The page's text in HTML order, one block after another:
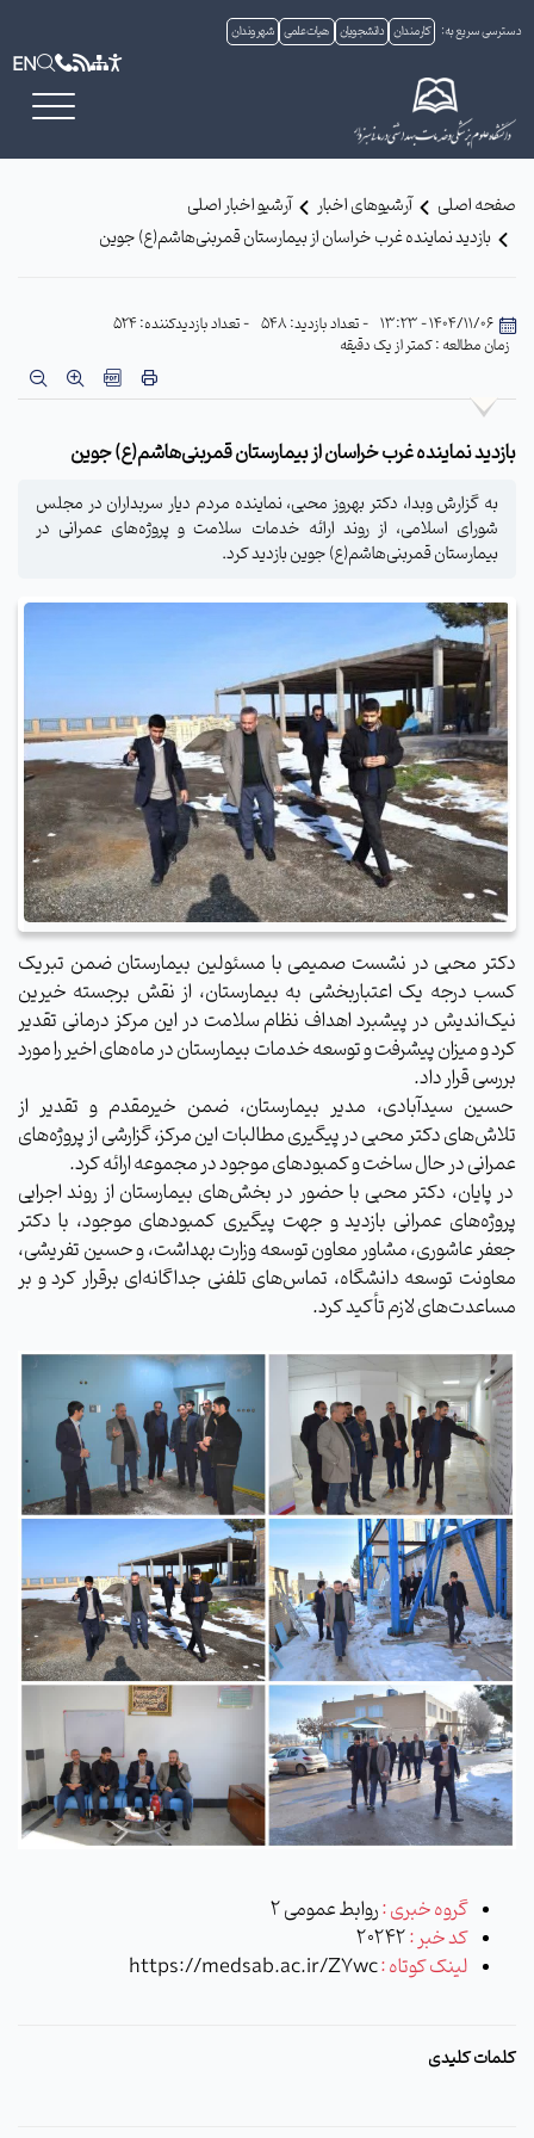
دسترسی سریع به: کارمندان دانشجویان هیات علمی شهروندان
EN
صفحه اصلی آرشیوهای اخبار
آرشیو اخبار اصلی
بازدید نماینده غرب خراسان از بیمارستان قمربنی‌هاشم(ع) جوین
1404/11/06 - 13:23 - تعداد بازدید: 548
- تعداد بازدیدکننده: 524
زمان مطالعه : کمتر از یک دقیقه
بازدید نماینده غرب خراسان از بیمارستان قمربنی‌هاشم(ع) جوین
به گزارش وبدا، دکتر بهروز محبی، نماینده مردم دیار سربداران در مجلس
شورای اسلامی، از روند ارائه خدمات سلامت و پروژه‌های عمرانی در
بیمارستان قمربنی‌هاشم(ع) جوین بازدید کرد.
دکتر محبی در نشست صمیمی با مسئولین بیمارستان ضمن تبریک
کسب درجه یک اعتباربخشی به بیمارستان، از نقش برجسته خیرین
نیک‌اندیش در پیشبرد اهداف نظام سلامت در این مرکز درمانی تقدیر
کرد و میزان پیشرفت و توسعه خدمات بیمارستان در ماه‌های اخیر را مورد
بررسی قرار داد.
حسین سیدآبادی، مدیر بیمارستان، ضمن خیرمقدم و تقدیر از
تلاش‌های دکتر محبی در پیگیری مطالبات این مرکز، گزارشی از پروژه‌های
عمرانی در حال ساخت و کمبودهای موجود در مجموعه ارائه کرد.
در پایان، دکتر محبی با حضور در بخش‌های بیمارستان از روند اجرایی
پروژه‌های عمرانی بازدید و جهت پیگیری کمبودهای موجود، با دکتر
جعفر عاشوری، مشاور معاون توسعه وزارت بهداشت، و حسین تفریشی،
معاونت توسعه دانشگاه، تماس‌های تلفنی جداگانه‌ای برقرار کرد و بر
مساعدت‌های لازم تأکید کرد.
گروه خبری :روابط عمومی 2
کد خبر :20242
لینک کوتاه :https://medsab.ac.ir/Z7wc
کلمات کلیدی